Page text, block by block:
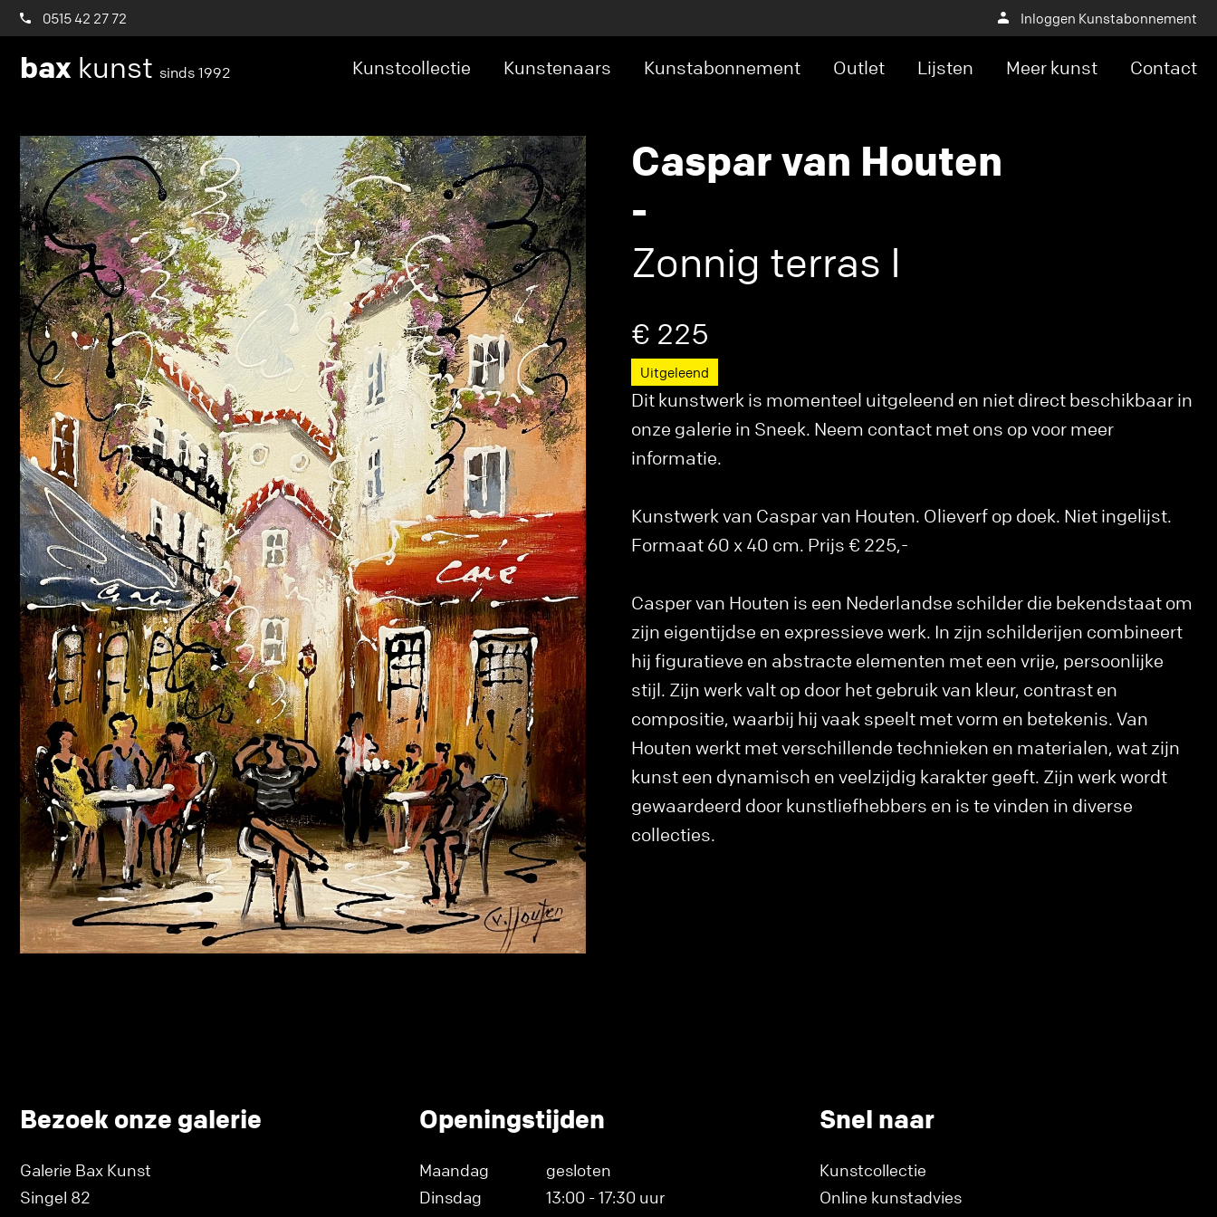
0515 42 27 72 Inloggen Kunstabonnement
bax kunst sinds 1992 Kunstcollectie Kunstenaars Kunstabonnement Outlet Lijsten Meer kunst Contact
Caspar van Houten
-
Zonnig terras I
€ 225
Uitgeleend
Dit kunstwerk is momenteel uitgeleend en niet direct beschikbaar in
onze galerie in Sneek. Neem contact met ons op voor meer
informatie.
Kunstwerk van Caspar van Houten. Olieverf op doek. Niet ingelijst.
Formaat 60 x 40 cm. Prijs € 225,-
Casper van Houten is een Nederlandse schilder die bekendstaat om
zijn eigentijdse en expressieve werk. In zijn schilderijen combineert
hij figuratieve en abstracte elementen met een vrije, persoonlijke
stijl. Zijn werk valt op door het gebruik van kleur, contrast en
compositie, waarbij hij vaak speelt met vorm en betekenis. Van
Houten werkt met verschillende technieken en materialen, wat zijn
kunst een dynamisch en veelzijdig karakter geeft. Zijn werk wordt
gewaardeerd door kunstliefhebbers en is te vinden in diverse
collecties.
Bezoek onze galerie
Galerie Bax Kunst
Singel 82
Openingstijden
Maandag
gesloten
Dinsdag
13:00 - 17:30 uur
Snel naar
Kunstcollectie
Online kunstadvies